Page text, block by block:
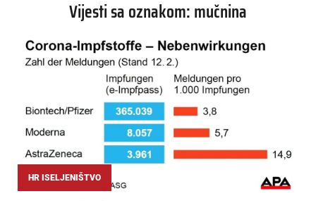
Vijesti sa oznakom: mučnina
HR ISELJENIŠTVO